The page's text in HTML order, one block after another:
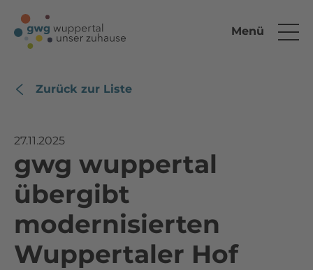
Menü
Zurück zur Liste
27.11.2025
gwg wuppertal
übergibt
modernisierten
Wuppertaler Hof